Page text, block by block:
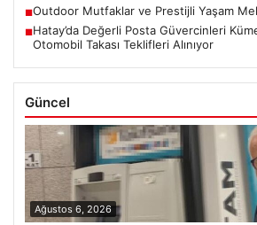
■Outdoor Mutfaklar ve Prestijli Yaşam
■Hatay’da Değerli Posta Güvercinleri
Otomobil Takası Teklifleri Alınıyor
Güncel
Ağustos 6, 2026